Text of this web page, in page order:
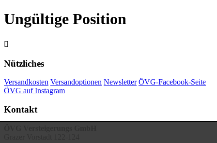
Ungültige Position

Nützliches
Versandkosten Versandoptionen Newsletter ÖVG-Facebook-Seite
ÖVG auf Instagram
Kontakt